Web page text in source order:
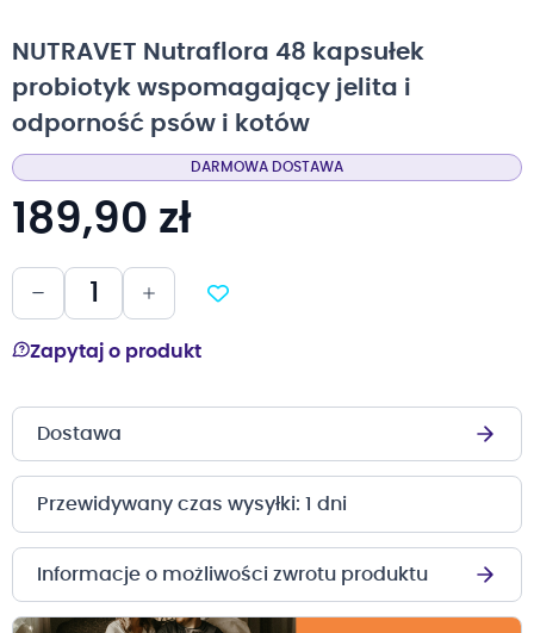
galerii
NUTRAVET Nutraflora 48 kapsułek
probiotyk wspomagający jelita i
odporność psów i kotów
DARMOWA DOSTAWA
189,90 zł
Zapytaj o produkt
Dostawa
Przewidywany czas wysyłki: 1 dni
Informacje o możliwości zwrotu produktu